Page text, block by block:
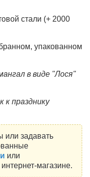
стали (+ 2000
упакованном
в виде "Лося"
к празднику
или задавать
или
магазине.